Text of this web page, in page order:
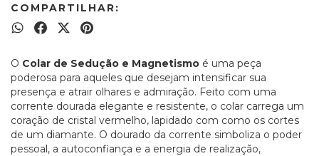
COMPARTILHAR:
O Colar de Sedução e Magnetismo é uma peça
poderosa para aqueles que desejam intensificar sua
presença e atrair olhares e admiração. Feito com uma
corrente dourada elegante e resistente, o colar carrega um
coração de cristal vermelho, lapidado com como os cortes
de um diamante. O dourado da corrente simboliza o poder
pessoal, a autoconfiança e a energia de realização,